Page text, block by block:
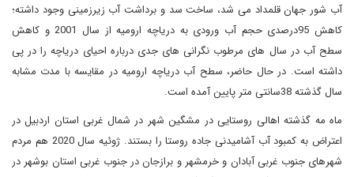
آب شور جهان قلمداد می شد، ساخت سد و برداشت آب زیرزمینی وجود داشته؛
کاهش 95درصدی حجم آب ورودی به دریاچه ارومیه از سال 2001 و کاهش
سطح آب در سال های مرطوب نگرانی های جدی درباره احیای دریاچه را در پی
داشته است. در حال حاضر، سطح آب دریاچه ارومیه در مقایسه با مدت مشابه
سال گذشته 38سانتی متر پایین آمده است.
ماه مه گذشته اهالی روستایی در مشگین شهر در شمال غربی استان اردبیل در
اعتراض به کمبود آب آشامیدنی جاده روستا را بستند. ژوئیه سال 2020 هم مردم
شهرهای جنوب غربی آبادان و خرمشهر و برازجان در جنوب غربی استان بوشهر در